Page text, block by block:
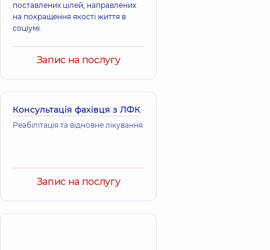
поставлених цілей, направлених
на покращення якості життя в
соціумі.
Запис на послугу
Консультація фахівця з ЛФК
Реабілітація та відновне лікування
Запис на послугу